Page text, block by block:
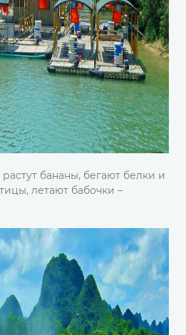
бананы, бегают белки и
летают бабочки –